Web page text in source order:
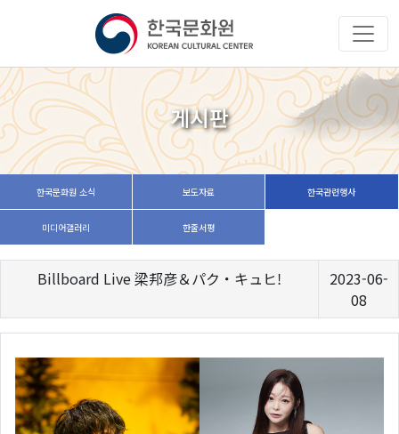
게시판
한국문화원 소식 보도자료 한국관련행사
미디어갤러리 한줄서평
Billboard Live 梁邦彦＆パク・キュヒ!
2023-06-
08